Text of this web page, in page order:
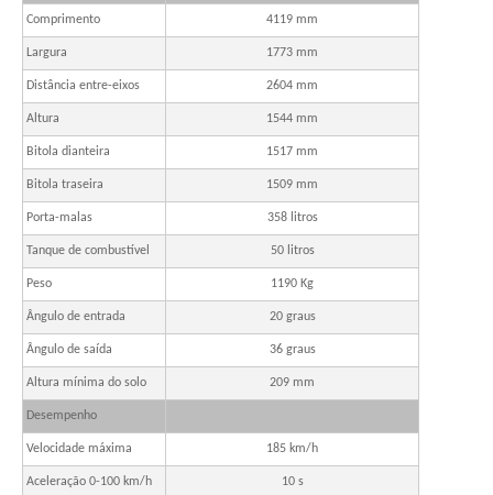
Comprimento 4119 mm
Largura 1773 mm
Distância entre-eixos 2604 mm
Altura 1544 mm
Bitola dianteira 1517 mm
Bitola traseira 1509 mm
Porta-malas 358 litros
Tanque de combustível 50 litros
Peso 1190 Kg
Ângulo de entrada 20 graus
Ângulo de saída 36 graus
Altura mínima do solo 209 mm
Desempenho
Velocidade máxima 185 km/h
Aceleração 0-100 km/h 10 s